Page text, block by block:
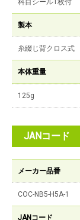
科目シール1枚付
製本
糸綴じ背クロス式
本体重量
125g
JANコード
メーカー品番
COC-NB5-H5A-1
JANコード